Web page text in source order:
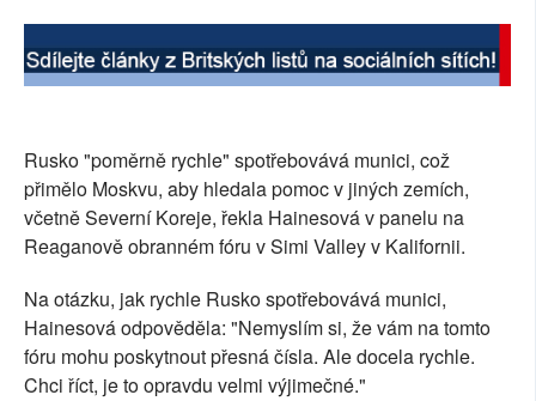
Rusko "poměrně rychle" spotřebovává munici, což
přimělo Moskvu, aby hledala pomoc v jiných zemích,
včetně Severní Koreje, řekla Hainesová v panelu na
Reaganově obranném fóru v Simi Valley v Kalifornii.
Na otázku, jak rychle Rusko spotřebovává munici,
Hainesová odpověděla: "Nemyslím si, že vám na tomto
fóru mohu poskytnout přesná čísla. Ale docela rychle.
Chci říct, je to opravdu velmi výjimečné."